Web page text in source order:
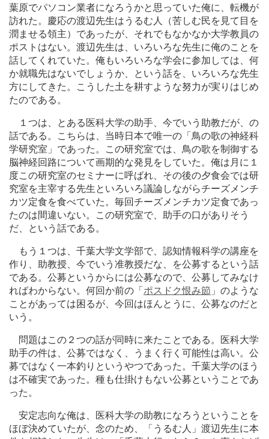
葉原でパソコン業者になろうかと思っていた俺に、転機が
訪れた。慶応の渡辺先生はうるむ人（苦しむ民を見て目を
潤ませる領主）であったが、それでもなかなか大学教員の
ポストはない。渡辺先生は、いろいろな先生に俺のことを
話してくれていた。俺もいろいろな学会に参加しては、何
か就職先はないでしょうか、という話を、いろいろな先生
方にしてきた。こうした土を耕すような努力が実りはじめ
たのである。
１つは、とある医科大学の助手、今でいう助教だが、の
話である。こちらは、当時日本で唯一の「鳥の歌の神経科
学研究室」であった。この研究室では、鳥の歌を制御する
脳神経回路について画期的な発見をしていた。俺は月に１
度この研究室のセミナーに呼ばれ、その後の夕食会では研
究室を主宰する先生といろいろ議論しながらチーズメンチ
カツ定食を食べていた。毎回チーズメンチカツ定食であっ
たのは間違いない。この研究室で、助手の口がありそう
だ、という話である。
もう１つは、千葉大学文学部で、認知情報科学の講座を
作り、助教授、今でいう准教授だな、を公募するという話
である。公募というからには公募なので、公募してみなけ
ればわからない。何回か前の「 ポスドク恨み節 」のような
ことがあっては困るが、今回はほんとうに、公募なのだと
いう。
問題はこの２つの話が同時に来たことである。医科大学
助手の件は、公募ではなく、うまく行く可能性は高い。公
募ではなく一本釣りというやつであった。千葉大学のほう
は不確実であった。種も仕掛けもない公募ということであ
った。
安定志向な俺は、医科大学の助教になろうということを
ほぼ決めていたが、念のため、「うるむ人」渡辺先生に本